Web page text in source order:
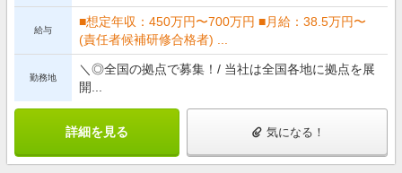
給与
■想定年収：450万円〜700万円 ■月給：38.5万円〜
(責任者候補研修合格者) ...
勤務地
＼◎全国の拠点で募集！/ 当社は全国各地に拠点を展
開...
詳細を見る 気になる！